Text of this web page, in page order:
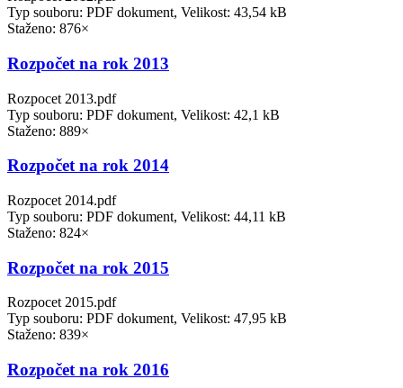
Typ souboru: PDF dokument, Velikost: 43,54 kB
Staženo: 876×
Rozpočet na rok 2013
Rozpocet 2013.pdf
Typ souboru: PDF dokument, Velikost: 42,1 kB
Staženo: 889×
Rozpočet na rok 2014
Rozpocet 2014.pdf
Typ souboru: PDF dokument, Velikost: 44,11 kB
Staženo: 824×
Rozpočet na rok 2015
Rozpocet 2015.pdf
Typ souboru: PDF dokument, Velikost: 47,95 kB
Staženo: 839×
Rozpočet na rok 2016